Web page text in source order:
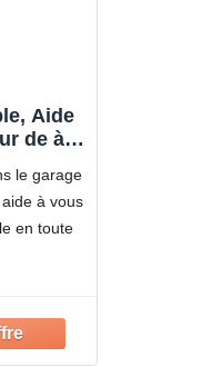
Aide
de à
le garage
à vous
en toute